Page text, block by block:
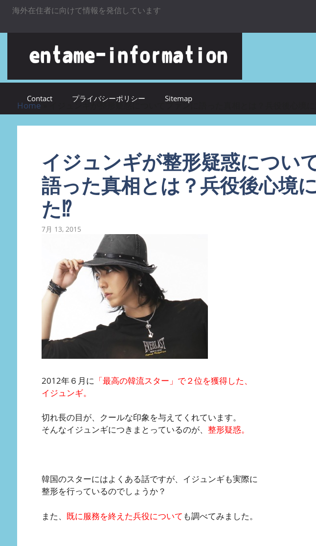
コンテンツへスキップ
海外在住者に向けて情報を発信しています
Contact プライバシーポリシー Sitemap
Home イジュンギが整形疑惑についてファンに語った真相とは？兵役後心境に
イジュンギが整形疑惑につい
語った真相とは？兵役後心境
た⁉︎
7月 13, 2015
2012年６月に 「最高の韓流スター」で２位を獲得した、
イジュンギ。
切れ長の目が、クールな印象を与えてくれています。
そんなイジュンギにつきまとっているのが、 整形疑惑。
韓国のスターにはよくある話ですが、イジュンギも実際に
整形を行っているのでしょうか？
また、 既に服務を終えた兵役について も調べてみました。